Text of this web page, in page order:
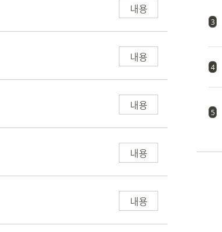
내용
내용
내용
내용
내용
3
4
5